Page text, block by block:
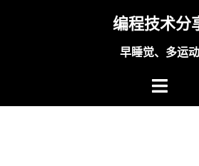
编程技术分
早睡觉、多运动